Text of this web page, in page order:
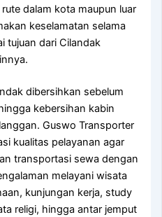
dalam kota maupun luar
keselamatan selama
tujuan dari Cilandak
dibersihkan sebelum
kebersihan kabin
Guswo Transporter
kualitas pelayanan agar
transportasi sewa dengan
melayani wisata
kunjungan kerja, study
religi, hingga antar jemput